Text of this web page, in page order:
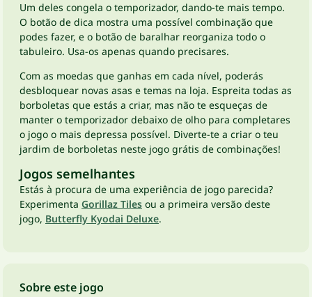
Um deles congela o temporizador, dando-te mais tempo.
O botão de dica mostra uma possível combinação que
podes fazer, e o botão de baralhar reorganiza todo o
tabuleiro. Usa-os apenas quando precisares.
Com as moedas que ganhas em cada nível, poderás
desbloquear novas asas e temas na loja. Espreita todas as
borboletas que estás a criar, mas não te esqueças de
manter o temporizador debaixo de olho para completares
o jogo o mais depressa possível. Diverte-te a criar o teu
jardim de borboletas neste jogo grátis de combinações!
Jogos semelhantes
Estás à procura de uma experiência de jogo parecida?
Experimenta Gorillaz Tiles ou a primeira versão deste
jogo, Butterfly Kyodai Deluxe.
Sobre este jogo